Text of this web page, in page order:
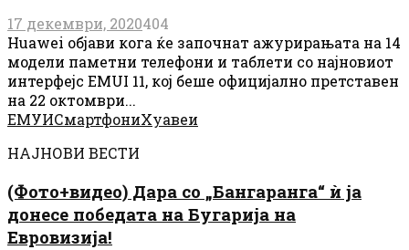
17 декември, 2020404
Huawei објави кога ќе започнат ажурирањата на 14
модели паметни телефони и таблети со најновиот
интерфејс EMUI 11, кој беше официјално претставен
на 22 октомври...
ЕМУИСмартфониХуавеи
НАЈНОВИ ВЕСТИ
(Фото+видео) Дара со „Бангаранга“ ѝ ја
донесе победата на Бугарија на
Евровизија!